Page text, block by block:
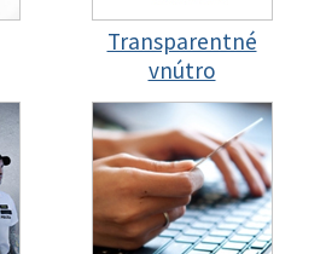
Transparentné
vnútro